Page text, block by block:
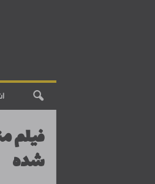
فیلم
شده